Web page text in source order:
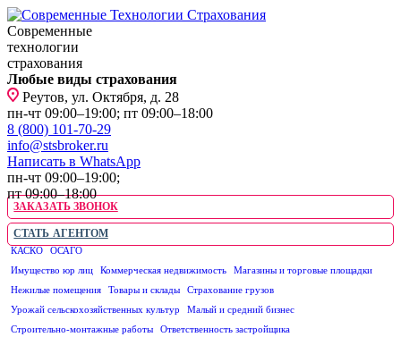
Современные
технологии
страхования
Любые виды страхования
Реутов, ул. Октября, д. 28
пн-чт 09:00–19:00; пт 09:00–18:00
8 (800) 101-70-29
info@stsbroker.ru
Написать в WhatsApp
пн-чт 09:00–19:00;
пт 09:00–18:00
ЗАКАЗАТЬ ЗВОНОК
СТАТЬ АГЕНТОМ
КАСКО ОСАГО
Имущество юр лиц
Коммерческая недвижимость
Магазины и торговые площадки
Нежилые помещения
Товары и склады
Страхование грузов
Урожай сельскохозяйственных культур
Малый и средний бизнес
Строительно-монтажные работы
Ответственность застройщика